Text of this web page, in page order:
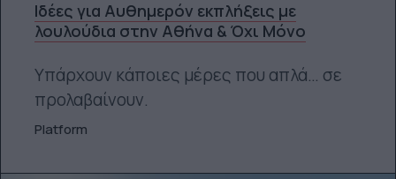
Ιδέες για Αυθημερόν εκπλήξεις με
λουλούδια στην Αθήνα & Όχι Μόνο
Υπάρχουν κάποιες μέρες που απλά… σε
προλαβαίνουν.
Platform